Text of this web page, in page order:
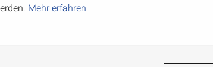
Mehr erfahren